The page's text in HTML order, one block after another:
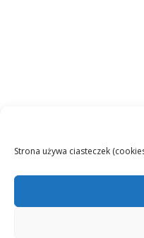
Strona używa ciasteczek